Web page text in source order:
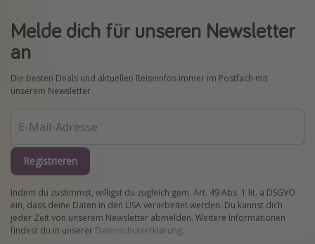
Melde dich für unseren Newsletter
an
Die besten Deals und aktuellen Reiseinfos immer im Postfach mit
unserem Newsletter
Registrieren
Indem du zustimmst, willigst du zugleich gem. Art. 49 Abs. 1 lit. a DSGVO
ein, dass deine Daten in den USA verarbeitet werden. Du kannst dich
jeder Zeit von unserem Newsletter abmelden. Weitere Informationen
findest du in unserer Datenschutzerklärung.